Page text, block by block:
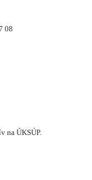
08
na ÚKSÚP.